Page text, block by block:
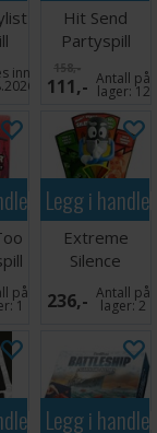
inn
Hit Send
Partyspill
158,-
111,- Antall på
lager: 12
på
1
Legg i
Extreme
Silence
Partyspill
236,- Antall på
lager:2
Legg i